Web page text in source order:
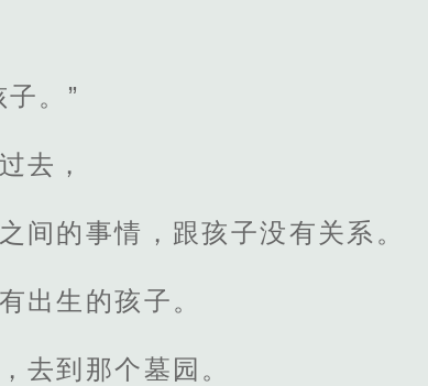
。”
去，
间的事情，跟孩子没有关系。
出生的孩子。
去到那个墓园。